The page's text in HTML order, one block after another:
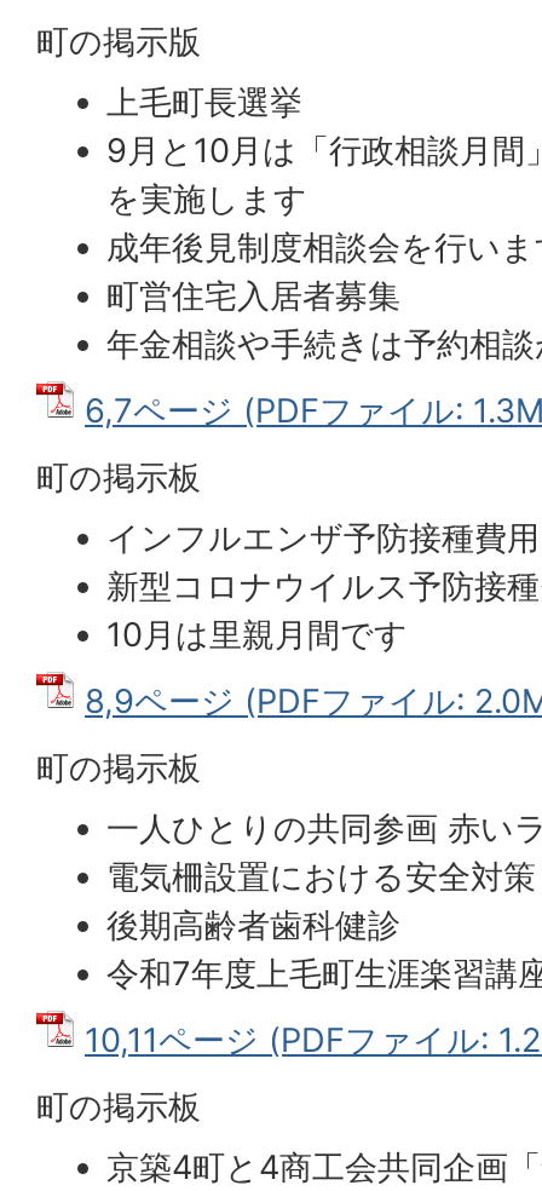
町の掲示版
上毛町長選挙
9月と10月は「行政相談月間
を実施します
成年後見制度相談会を行い
町営住宅入居者募集
年金相談や手続きは予約相
6,7ページ (PDFファイル:
町の掲示板
インフルエンザ予防接種費
新型コロナウイルス予防接
10月は里親月間です
8,9ページ (PDFファイル:
町の掲示板
一人ひとりの共同参画 赤い
電気柵設置における安全対策
後期高齢者歯科健診
令和7年度上毛町生涯楽習講
10,11ページ (PDFファイル:
町の掲示板
京築4町と4商工会共同企画